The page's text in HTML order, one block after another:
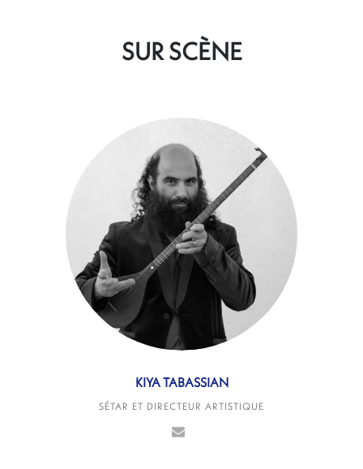
SUR SCÈNE
KIYA TABASSIAN
SÉTAR ET DIRECTEUR ARTISTIQUE